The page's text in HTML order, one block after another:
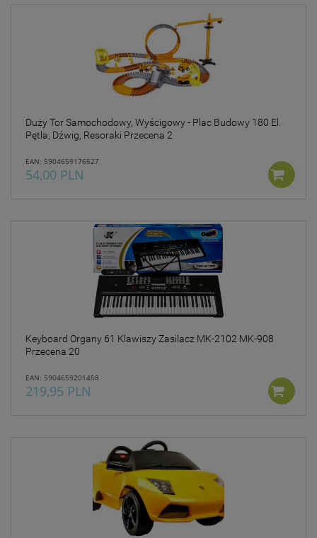
Duży Tor Samochodowy, Wyścigowy - Plac Budowy 180 El.
Pętla, Dźwig, Resoraki Przecena 2
EAN: 5904659176527
54,00 PLN
Keyboard Organy 61 Klawiszy Zasilacz MK-2102 MK-908
Przecena 20
EAN: 5904659201458
219,95 PLN